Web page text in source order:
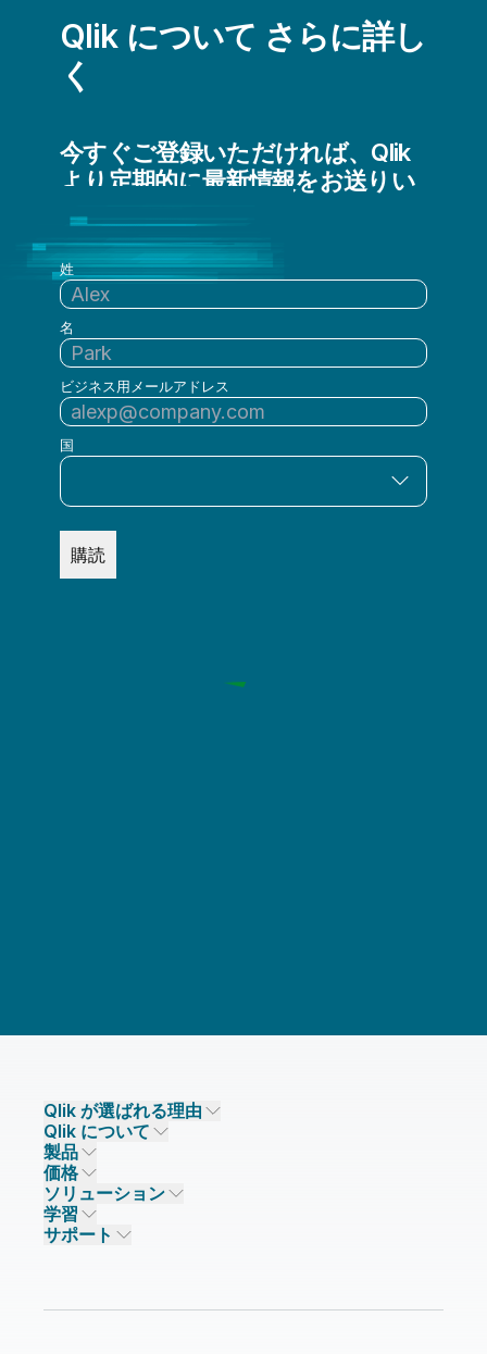
Qlik について さらに詳し
く
今すぐご登録いただければ、Qlik
より定期的に最新情報をお送りい
姓
名
ビジネス用メールアドレス
国
購読
Qlik が選ばれる理由
Qlik が選ばれる理由
信頼とセキュリティ
信頼とプライバシー
信頼と AI
主なテクノロジーパートナー
データソースとターゲット
Qlik について
企業情報
採用情報
ニュースルーム
事業所 / 連絡先
製品
データ統合とデータ品質
Qlik Talend
Qlik Talend Cloud
Talend Data Fabric
価格
データ統合
データ分析
AI / 機械学習
ソリューション
ソリューションパートナー
パートナー検索
学習
イベント
サポート